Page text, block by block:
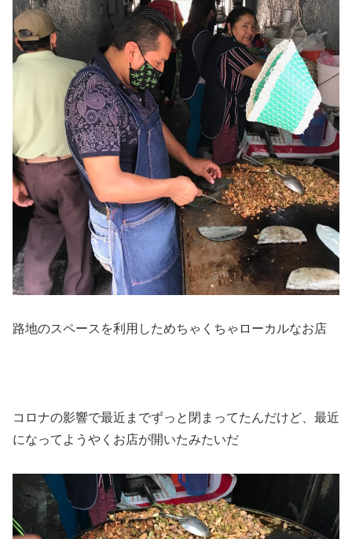
路地のスペースを利用しためちゃくちゃローカルなお店
コロナの影響で最近までずっと閉まってたんだけど、最近
になってようやくお店が開いたみたいだ